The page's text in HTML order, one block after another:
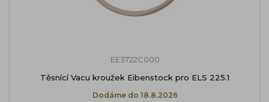
EE3722C000
Těsnící Vacu kroužek Eibenstock pro ELS 225.1
Dodáme do 18.8.2026